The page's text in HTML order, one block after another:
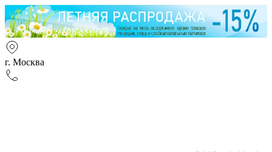
г. Москва